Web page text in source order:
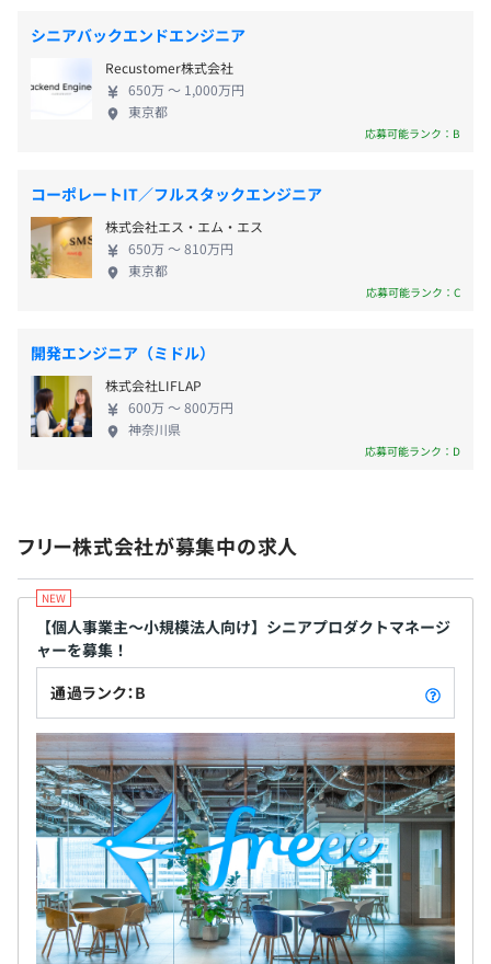
2. 会計プロダクトは銀行・クレジットカードのアカウン
トと同期するだけで、テキスト解析により、自動で会計帳
簿を作成します。
3.経営状況をリアルタイムで把握するレポートや帳簿、申
・技術書は会社で購入
・メンター制度あり
MacまたはLinuxマシン。マシンは各自好みのスペックで
プロジェクトごとに選択、オブジェクト指向、アジャイ
ル、スクラム、ペアプロ
Apache Spark
・交通費手当
・住宅手当
・資格取得支援制度
所定の評価制度に基づき年2回の昇給タイミングあり
社会保険（健康保険、厚生年金、雇用保険、労災保険）
3ヶ月
る、そしてfreeeを使いつづけることで業務効率化か
ら収益改善までを現実にするパラダイムシフトを起
こし、業界トッププレイヤーとしてより強固なプラ
ットフォームを構築していきます。 ◆チーム、プロ
ダクト、ビジネスモデルを高く評価されて成長中
Summit での Launch Pad 優勝、総務省後援の
「ASP・SaaS・クラウドアワード ベンチャー大
賞」受賞などの受賞歴を持つとともに、シリコンバ
レーの有力ベンチャーキャピタルやシンガポール政
府系ファンドなど、グローバルな有力投資家より、チ
から出資を受けながら、freeeは世界レベルのプロダ
クト開発をめざします。スモールビジネスのバックオ
フィス業務の自動化を目指して、一緒にイノベーシ
ョンを起こし、世の中を変える仲間を歓迎します！
シニアバックエンドエンジニア
Recustomer株式会社
650万 〜 1,000万円
東京都
応募可能ランク：B
コーポレートIT／フルスタックエンジニア
株式会社エス・エム・エス
650万 〜 810万円
東京都
応募可能ランク：C
開発エンジニア（ミドル）
株式会社LIFLAP
600万 〜 800万円
神奈川県
応募可能ランク：D
フリー株式会社が募集中の求人
【個人事業主〜小規模法人向け】シニアプロダクトマネージ
ャーを募集！
通過ランク：B